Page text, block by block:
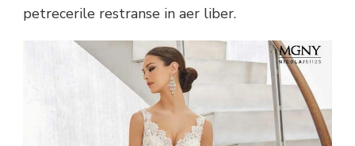
petrecerile restranse in aer liber.